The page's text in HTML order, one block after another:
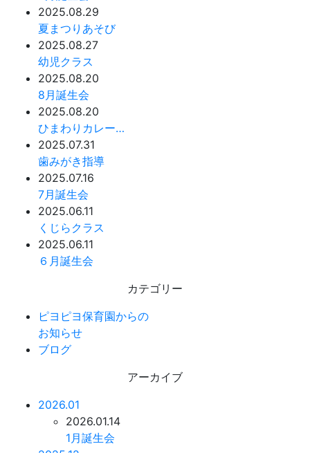
2025.08.29
夏まつりあそび
2025.08.27
幼児クラス
2025.08.20
8月誕生会
2025.08.20
ひまわりカレー…
2025.07.31
歯みがき指導
2025.07.16
7月誕生会
2025.06.11
くじらクラス
2025.06.11
６月誕生会
カテゴリー
ピヨピヨ保育園からの
お知らせ
ブログ
アーカイブ
2026.01
2026.01.14
1月誕生会